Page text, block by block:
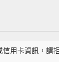
用卡資訊，請